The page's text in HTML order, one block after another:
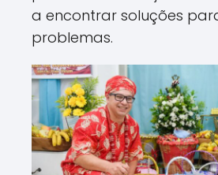
a encontrar soluções
problemas.